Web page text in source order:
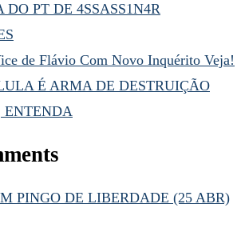
PT DE 4SSASS1N4R
de Flávio Com Novo Inquérito Veja!
É ARMA DE DESTRUIÇÃO
ENTENDA
PINGO DE LIBERDADE (25 ABR)